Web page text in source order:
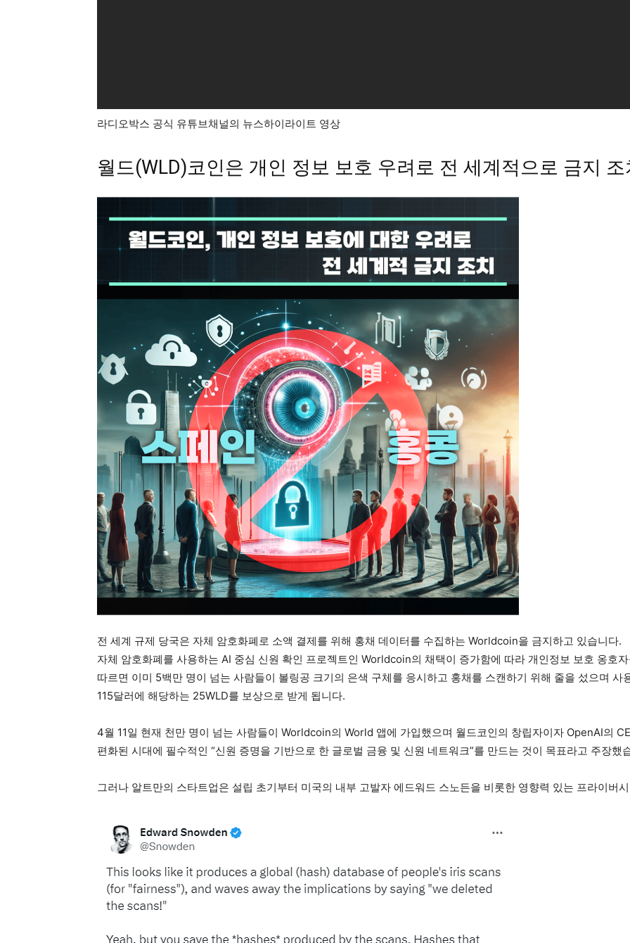
라디오박스 공식 유튜브채널의 뉴스하이라이트 영상
월드(WLD)코인은 개인 정보 보호 우려로 전 세계적으로 금지 조
전 세계 규제 당국은 자체 암호화폐로 소액 결제를 위해 홍채 데이터를 수집하는 Worldcoin을 금지하고 있습니다.
자체 암호화폐를 사용하는 AI 중심 신원 확인 프로젝트인 Worldcoin의 채택이 증가함에 따라 개인정보 보호 옹호
따르면 이미 5백만 명이 넘는 사람들이 볼링공 크기의 은색 구체를 응시하고 홍채를 스캔하기 위해 줄을 섰으며
115달러에 해당하는 25WLD를 보상으로 받게 됩니다.
4월 11일 현재 천만 명이 넘는 사람들이 Worldcoin의 World 앱에 가입했으며 월드코인의 창립자이자 OpenAI의
편화된 시대에 필수적인 “신원 증명을 기반으로 한 글로벌 금융 및 신원 네트워크”를 만드는 것이 목표라고 주장했
그러나 알트만의 스타트업은 설립 초기부터 미국의 내부 고발자 에드워드 스노든을 비롯한 영향력 있는 프라이버